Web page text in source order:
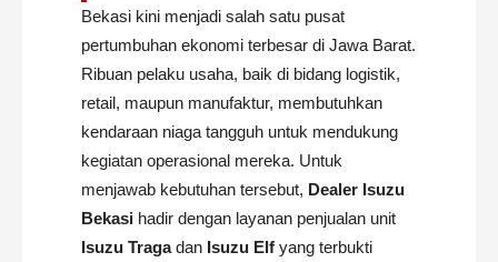
Bekasi kini menjadi salah satu pusat
pertumbuhan ekonomi terbesar di Jawa Barat.
Ribuan pelaku usaha, baik di bidang logistik,
retail, maupun manufaktur, membutuhkan
kendaraan niaga tangguh untuk mendukung
kegiatan operasional mereka. Untuk
menjawab kebutuhan tersebut, Dealer Isuzu
Bekasi hadir dengan layanan penjualan unit
Isuzu Tragadan Isuzu Elf yang terbukti